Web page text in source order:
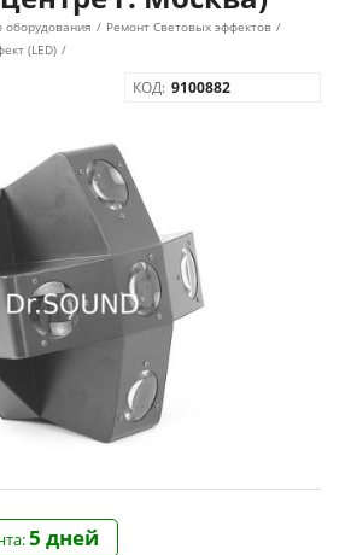
оборудования / Ремонт Световых эффектов /
(LED) /
КОД: 9100882
5 дней